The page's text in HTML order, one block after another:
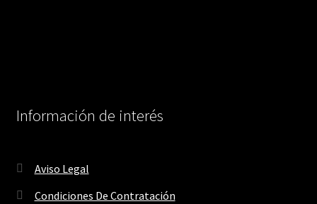
Información de interés
Aviso Legal
Condiciones De Contratación